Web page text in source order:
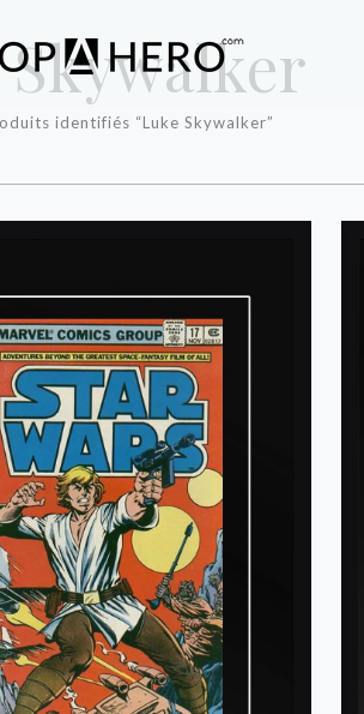
identifiés “Luke Skywalker”